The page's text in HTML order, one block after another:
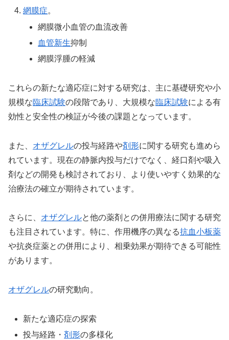
網膜症。
網膜微小血管の血流改善
血管新生抑制
網膜浮腫の軽減
これらの新たな適応症に対する研究は、主に基礎研究や小
規模な臨床試験の段階であり、大規模な臨床試験による有
効性と安全性の検証が今後の課題となっています。
また、 オザグレルの投与経路や剤形に関する研究も進めら
れています。現在の静脈内投与だけでなく、経口剤や吸入
剤などの開発も検討されており、より使いやすく効果的な
治療法の確立が期待されています。
さらに、 オザグレルと他の薬剤との併用療法に関する研究
も注目されています。特に、作用機序の異なる抗血小板薬
や抗炎症薬との併用により、相乗効果が期待できる可能性
があります。
オザグレルの研究動向。
新たな適応症の探索
投与経路・剤形の多様化